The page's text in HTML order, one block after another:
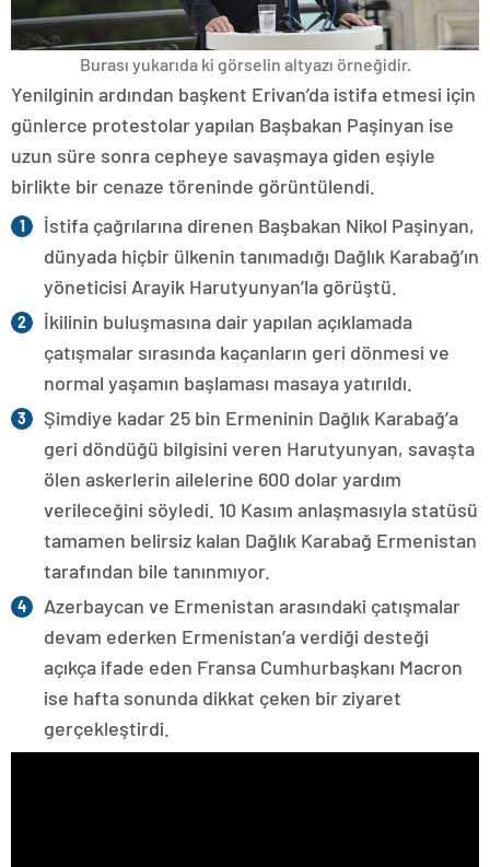
Burası yukarıda ki görselin altyazı örneğidir.
Yenilginin ardından başkent Erivan’da istifa etmesi için
günlerce protestolar yapılan Başbakan Paşinyan ise
uzun süre sonra cepheye savaşmaya giden eşiyle
birlikte bir cenaze töreninde görüntülendi.
İstifa çağrılarına direnen Başbakan Nikol Paşinyan,
dünyada hiçbir ülkenin tanımadığı Dağlık Karabağ’ın
yöneticisi Arayik Harutyunyan’la görüştü.
İkilinin buluşmasına dair yapılan açıklamada
çatışmalar sırasında kaçanların geri dönmesi ve
normal yaşamın başlaması masaya yatırıldı.
Şimdiye kadar 25 bin Ermeninin Dağlık Karabağ’a
geri döndüğü bilgisini veren Harutyunyan, savaşta
ölen askerlerin ailelerine 600 dolar yardım
verileceğini söyledi. 10 Kasım anlaşmasıyla statüsü
tamamen belirsiz kalan Dağlık Karabağ Ermenistan
tarafından bile tanınmıyor.
Azerbaycan ve Ermenistan arasındaki çatışmalar
devam ederken Ermenistan’a verdiği desteği
açıkça ifade eden Fransa Cumhurbaşkanı Macron
ise hafta sonunda dikkat çeken bir ziyaret
gerçekleştirdi.